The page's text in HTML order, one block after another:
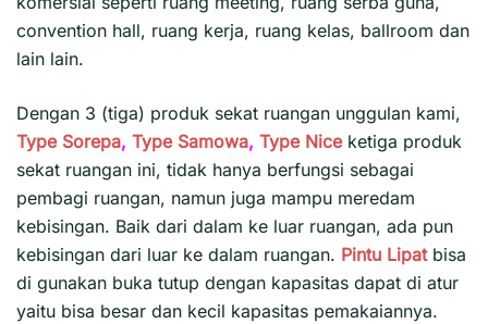
convention hall, ruang kerja, ruang kelas, ballroom dan
lain lain.
Dengan 3 (tiga) produk sekat ruangan unggulan kami,
Type Sorepa, Type Samowa, Type Nice ketiga produk
sekat ruangan ini, tidak hanya berfungsi sebagai
pembagi ruangan, namun juga mampu meredam
kebisingan. Baik dari dalam ke luar ruangan, ada pun
kebisingan dari luar ke dalam ruangan. Pintu Lipat bisa
di gunakan buka tutup dengan kapasitas dapat di atur
yaitu bisa besar dan kecil kapasitas pemakaiannya.